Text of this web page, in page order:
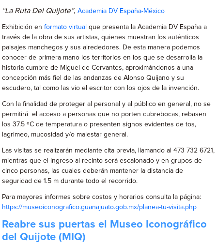
“La Ruta Del Quijote”,Academia DV España-México
Exhibición enformato virtual que presenta la Academia DV España a
través de la obra de sus artistas, quienes muestran los auténticos
paisajes manchegos y sus alrededores. De esta manera podemos
conocer de primera mano los territorios en los que se desarrolla la
historia cumbre de Miguel de Cervantes, aproximándonos a una
concepción más fiel de las andanzas de Alonso Quijano y su
escudero, tal como las vio el escritor con los ojos de la invención.
Con la finalidad de proteger al personal y al público en general, no se
permitirá el acceso a personas que no porten cubrebocas, rebasen
los 37.5 ºC de temperatura o presenten signos evidentes de tos,
lagrimeo, mucosidad y/o malestar general.
Las visitas se realizarán mediante cita previa, llamando al 473 732 6721,
mientras que el ingreso al recinto será escalonado y en grupos de
cinco personas, las cuales deberán mantener la distancia de
seguridad de 1.5 m durante todo el recorrido.
Para mayores informes sobre costos y horarios consulta la página:
https://museoiconografico.guanajuato.gob.mx/planea-tu-visita.php
Reabre sus puertas el Museo Iconográfico
del Quijote (MIQ)